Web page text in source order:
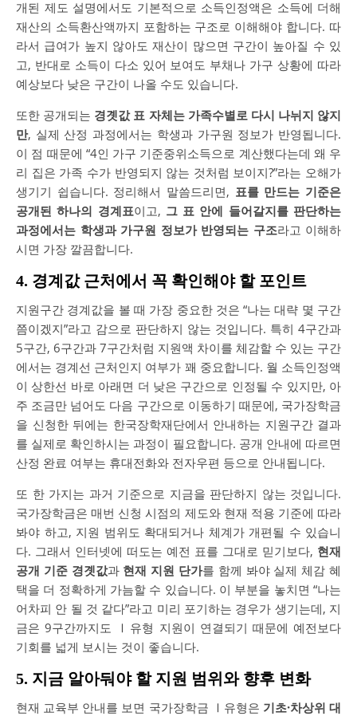
개된 제도 설명에서도 기본적으로 소득인정액은 소득에 더해
재산의 소득환산액까지 포함하는 구조로 이해해야 합니다. 따
라서 급여가 높지 않아도 재산이 많으면 구간이 높아질 수 있
고, 반대로 소득이 다소 있어 보여도 부채나 가구 상황에 따라
예상보다 낮은 구간이 나올 수도 있습니다.
또한 공개되는 경곗값 표 자체는 가족수별로 다시 나뉘지 않지
만, 실제 산정 과정에서는 학생과 가구원 정보가 반영됩니다.
이 점 때문에 “4인 가구 기준중위소득으로 계산했다는데 왜 우
리 집은 가족 수가 반영되지 않는 것처럼 보이지?”라는 오해가
생기기 쉽습니다. 정리해서 말씀드리면, 표를 만드는 기준은
공개된 하나의 경계표이고, 그 표 안에 들어갈지를 판단하는
과정에서는 학생과 가구원 정보가 반영되는 구조라고 이해하
시면 가장 깔끔합니다.
4. 경계값 근처에서 꼭 확인해야 할 포인트
지원구간 경계값을 볼 때 가장 중요한 것은 “나는 대략 몇 구간
쯤이겠지”라고 감으로 판단하지 않는 것입니다. 특히 4구간과
5구간, 6구간과 7구간처럼 지원액 차이를 체감할 수 있는 구간
에서는 경계선 근처인지 여부가 꽤 중요합니다. 월 소득인정액
이 상한선 바로 아래면 더 낮은 구간으로 인정될 수 있지만, 아
주 조금만 넘어도 다음 구간으로 이동하기 때문에, 국가장학금
을 신청한 뒤에는 한국장학재단에서 안내하는 지원구간 결과
를 실제로 확인하시는 과정이 필요합니다. 공개 안내에 따르면
산정 완료 여부는 휴대전화와 전자우편 등으로 안내됩니다.
또 한 가지는 과거 기준으로 지금을 판단하지 않는 것입니다.
국가장학금은 매번 신청 시점의 제도와 현재 적용 기준에 따라
봐야 하고, 지원 범위도 확대되거나 체계가 개편될 수 있습니
다. 그래서 인터넷에 떠도는 예전 표를 그대로 믿기보다, 현재
공개 기준 경곗값과 현재 지원 단가를 함께 봐야 실제 체감 혜
택을 더 정확하게 가늠할 수 있습니다. 이 부분을 놓치면 “나는
어차피 안 될 것 같다”라고 미리 포기하는 경우가 생기는데, 지
금은 9구간까지도 Ⅰ유형 지원이 연결되기 때문에 예전보다
기회를 넓게 보시는 것이 좋습니다.
5. 지금 알아둬야 할 지원 범위와 향후 변화
현재 교육부 안내를 보면 국가장학금 Ⅰ유형은 기초·차상위 대